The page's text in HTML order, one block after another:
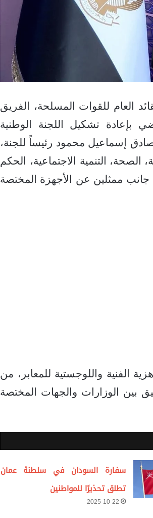
العام للقوات المسلحة، الفريق
بإعادة تشكيل اللجنة الوطنية
إسماعيل محمود رئيساً للجنة،
التنمية الاجتماعية، الحكم
جانب ممثلين عن الأجهزة المختصة
الفنية واللوجستية للمعابر، من
بين الوزارات والجهات المختصة
سفارة السودان في سلطنة عمان
تطلق تحذيرًا للمواطنين
2025-10-22